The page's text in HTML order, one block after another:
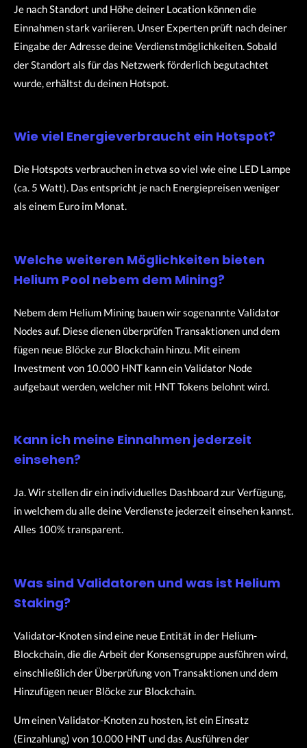
Je nach Standort und Höhe deiner Location können die
Einnahmen stark variieren. Unser Experten prüft nach deiner
Eingabe der Adresse deine Verdienstmöglichkeiten. Sobald
der Standort als für das Netzwerk förderlich begutachtet
wurde, erhältst du deinen Hotspot.
Wie viel Energieverbraucht ein Hotspot?
Die Hotspots verbrauchen in etwa so viel wie eine LED Lampe
(ca. 5 Watt). Das entspricht je nach Energiepreisen weniger
als einem Euro im Monat.
Welche weiteren Möglichkeiten bieten
Helium Pool nebem dem Mining?
Nebem dem Helium Mining bauen wir sogenannte Validator
Nodes auf. Diese dienen überprüfen Transaktionen und dem
fügen neue Blöcke zur Blockchain hinzu. Mit einem
Investment von 10.000 HNT kann ein Validator Node
aufgebaut werden, welcher mit HNT Tokens belohnt wird.
Kann ich meine Einnahmen jederzeit
einsehen?
Ja. Wir stellen dir ein individuelles Dashboard zur Verfügung,
in welchem du alle deine Verdienste jederzeit einsehen kannst.
Alles 100% transparent.
Was sind Validatoren und was ist Helium
Staking?
Validator-Knoten sind eine neue Entität in der Helium-
Blockchain, die die Arbeit der Konsensgruppe ausführen wird,
einschließlich der Überprüfung von Transaktionen und dem
Hinzufügen neuer Blöcke zur Blockchain.
Um einen Validator-Knoten zu hosten, ist ein Einsatz
(Einzahlung) von 10.000 HNT und das Ausführen der